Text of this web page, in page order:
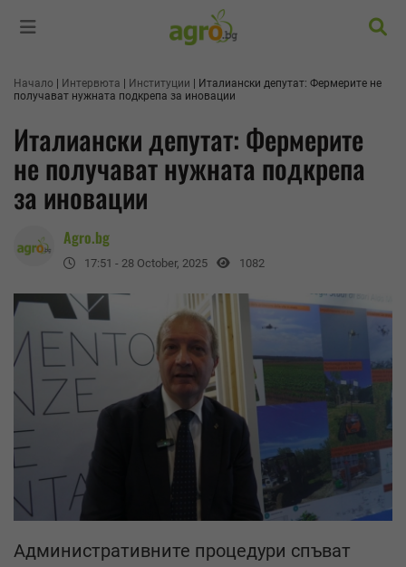
Начало Интервюта Институции
Италиански депутат: Фермерите не
получават нужната подкрепа за иновации
Италиански депутат: Фермерите
не получават нужната подкрепа
за иновации
Agro.bg
17:51 - 28 October, 2025 1082
Административните процедури спъват